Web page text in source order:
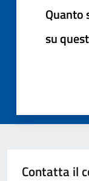
Quanto
su
Contatta il